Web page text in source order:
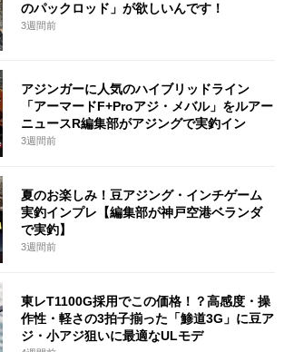
のパックロッド」が欲しいんです！
3週間前
アジンガーに人気のハイブリッドライン
「アーマードF+Proアジ・メバル」をルアー
ニュースR編集部がアジングで実釣イン
3週間前
夏のお楽しみ！豆アジング・インチゲーム
実釣インプレ【編集部が神戸空港ベランダ
で実釣】
3週間前
東レT1100G採用でこの価格！？高感度・操
作性・軽さの3拍子揃った「鯵道3G」に豆ア
ジ・小アジ狙いに最適なULモデ